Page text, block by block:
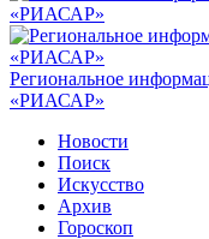
Региональное
«РИАСАР»
Новости
Поиск
Искусство
Архив
Гороскоп